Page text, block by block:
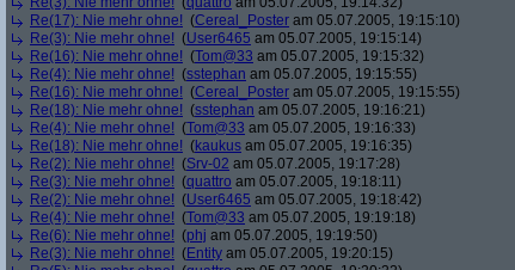
Re(17): Nie mehr ohne! (Cereal_Poster am 05.07.2005, 19:15:10)
Re(3): Nie mehr ohne! (User6465 am 05.07.2005, 19:15:14)
Re(16): Nie mehr ohne! (Tom@33 am 05.07.2005, 19:15:32)
Re(4): Nie mehr ohne! (sstephan am 05.07.2005, 19:15:55)
Re(16): Nie mehr ohne! (Cereal_Poster am 05.07.2005, 19:15:55)
Re(18): Nie mehr ohne! (sstephan am 05.07.2005, 19:16:21)
Re(4): Nie mehr ohne! (Tom@33 am 05.07.2005, 19:16:33)
Re(18): Nie mehr ohne! (kaukus am 05.07.2005, 19:16:35)
Re(2): Nie mehr ohne! (Srv-02 am 05.07.2005, 19:17:28)
Re(3): Nie mehr ohne! (quattro am 05.07.2005, 19:18:11)
Re(2): Nie mehr ohne! (User6465 am 05.07.2005, 19:18:42)
Re(4): Nie mehr ohne! (Tom@33 am 05.07.2005, 19:19:18)
Re(6): Nie mehr ohne! (phj am 05.07.2005, 19:19:50)
Re(3): Nie mehr ohne! (Entity am 05.07.2005, 19:20:15)